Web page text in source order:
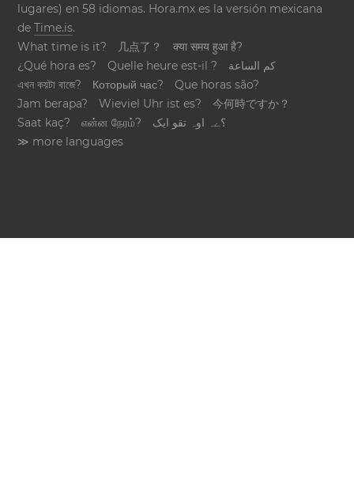
lugares) en 58 idiomas. Hora.mx es la versión mexicana
deTime.is.
What time is it?
几点了？
क्या समय हुआ है?
¿Qué hora es?
Quelle heure est-il ?
كم الساعة
এখন কয়টা বাজে?
Который час?
Que horas são?
Jam berapa?
Wieviel Uhr ist es?
今何時ですか？
Saat kaç?
என்ன நேரம்?
؟ےہ اوہ تقو ایک
≫ more languages